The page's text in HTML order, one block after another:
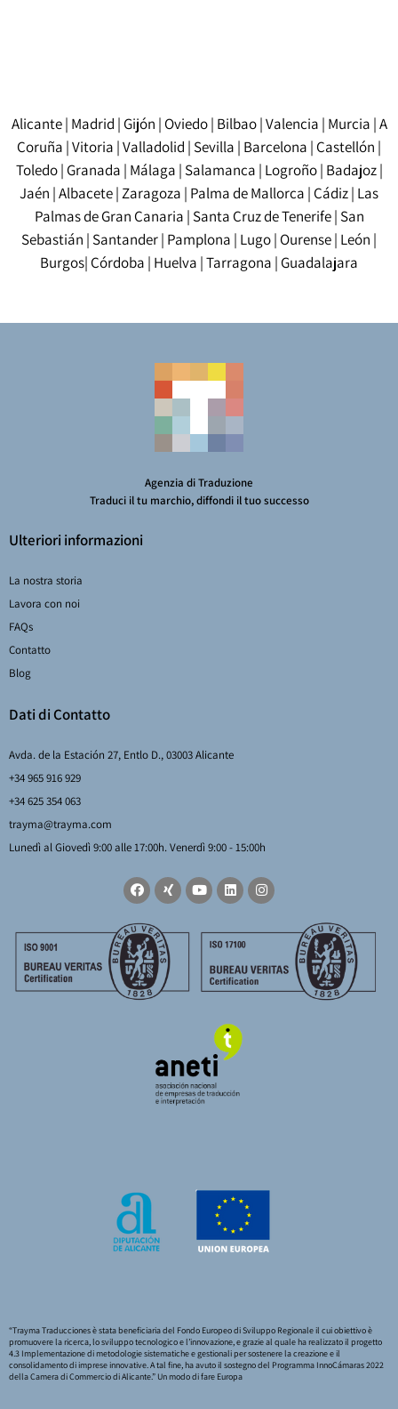
Alicante| Madrid | Gijón | Oviedo| Bilbao|Valencia | Murcia |A
Coruña |Vitoria |Valladolid | Sevilla | Barcelona | Castellón |
Toledo| Granada | Málaga | Salamanca | Logroño| Badajoz|
Jaén |Albacete|Zaragoza | Palma de Mallorca | Cádiz| Las
Palmas de Gran Canaria | Santa Cruz de Tenerife| San
Sebastián | Santander| Pamplona | Lugo| Ourense| León |
Burgos| Córdoba | Huelva |Tarragona | Guadalajara
Agenzia di Traduzione
Traduci il tu marchio, diffondi il tuo successo
Ulteriori informazioni
La nostra storia
Lavora con noi
FAQs
Contatto
Blog
Dati di Contatto
Avda. de la Estación 27, Entlo D., 03003 Alicante
+34 965 916 929
+34 625 354 063
trayma@trayma.com
Lunedì al Giovedì 9:00 alle 17:00h. Venerdì 9:00 - 15:00h
“Trayma Traducciones è stata beneficiaria del Fondo Europeo di Sviluppo Regionale il cui obiettivo è
promuovere la ricerca, lo sviluppo tecnologico e l’innovazione, e grazie al quale ha realizzato il progetto
4.3 Implementazione di metodologie sistematiche e gestionali per sostenere la creazione e il
consolidamento di imprese innovative. A tal fine, ha avuto il sostegno del Programma InnoCámaras 2022
della Camera di Commercio di Alicante.” Un modo di fare Europa